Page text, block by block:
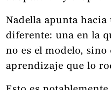
Nadella apunta
diferente: una en la
no es el modelo, sino
aprendizaje que lo